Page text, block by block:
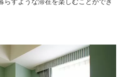
らすような滞在を楽しむことができ